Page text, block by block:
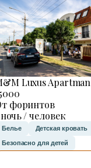
Luxus Apartman
форинтов
/ человек
Белье Детская кровать
Безопасно для детей